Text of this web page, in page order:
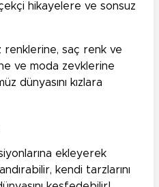
hikayelere ve sonsuz
saç renk ve
ve moda zevklerine
dünyasını kızlara
ekleyerek
kendi tarzlarını